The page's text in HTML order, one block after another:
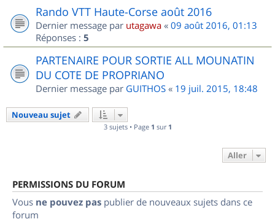
Rando VTT Haute-Corse août 2016
Dernier message par utagawa « 09 août 2016, 01:13
Réponses : 5
PARTENAIRE POUR SORTIE ALL MOUNATIN
DU COTE DE PROPRIANO
Dernier message par GUITHOS « 19 juil. 2015, 18:48
Nouveau sujet
3 sujets • Page 1 sur 1
Aller
PERMISSIONS DU FORUM
Vous ne pouvez pas publier de nouveaux sujets dans ce
forum